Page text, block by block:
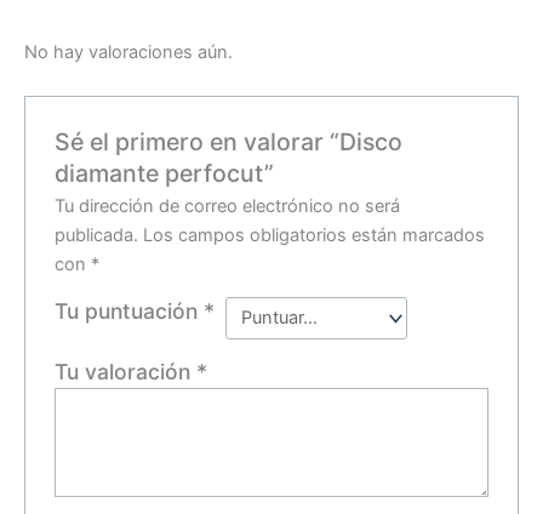
No hay valoraciones aún.
Sé el primero en valorar “Disco
diamante perfocut”
Tu dirección de correo electrónico no será
publicada. Los campos obligatorios están marcados
con *
Tu puntuación *
Tu valoración *